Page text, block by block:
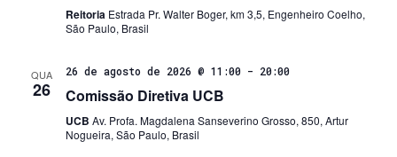
Reitoria Estrada Pr. Walter Boger, km 3,5, Engenheiro Coelho,
São Paulo, Brasil
QUA
26
26 de agosto de 2026 @ 11:00- 20:00
Comissão Diretiva UCB
UCB Av. Profa. Magdalena Sanseverino Grosso, 850, Artur
Nogueira, São Paulo, Brasil